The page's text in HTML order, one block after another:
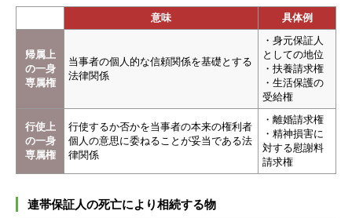
意味 具体例
帰属上
の一身
専属権
当事者の個人的な信頼関係を基礎とする
法律関係
・身元保証人
としての地位
・扶養請求権
・生活保護の
受給権
行使上
の一身
専属権
行使するか否かを当事者の本来の権利者
個人の意思に委ねることが妥当である法
律関係
・離婚請求権
・精神損害に
対する慰謝料
請求権
連帯保証人の死亡により相続する物